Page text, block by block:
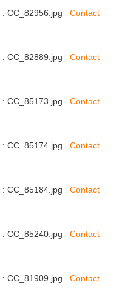
: CC_82956.jpg Contact
: CC_82889.jpg Contact
: CC_85173.jpg Contact
: CC_85174.jpg Contact
: CC_85184.jpg Contact
: CC_85240.jpg Contact
: CC_81909.jpg Contact